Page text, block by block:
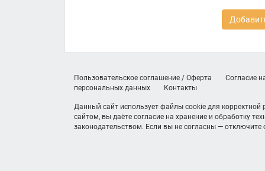
Пользовательское соглашение / Оферта
Согласие
персональных данных
Контакты
Данный сайт использует файлы cookie для
сайтом, вы даёте согласие на хранение и обработку
законодательством. Если вы не согласны — отключите